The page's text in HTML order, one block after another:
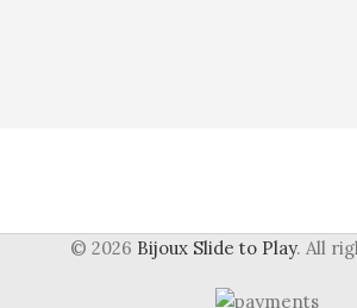
© 2026 Bijoux Slide to Play. All